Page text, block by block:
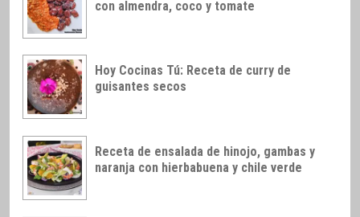
con almendra, coco y tomate
Hoy Cocinas Tú: Receta de curry de
guisantes secos
Receta de ensalada de hinojo, gambas y
naranja con hierbabuena y chile verde